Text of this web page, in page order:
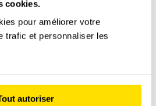
cookies.
pour améliorer votre
trafic et personnaliser les
autoriser
mai 2023
avril 2023
mars 2023
2022
octobre 2022